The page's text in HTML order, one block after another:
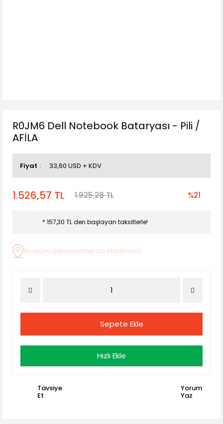
R0JM6 Dell Notebook Bataryası - Pili /
AFİLA
Fiyat 33,60 USD + KDV
1.526,57 TL 1.925,28 TL %21
* 157,30 TL den başlayan taksitlerle!
Bu ürünü depomuzdan da alabilirsiniz.
Sepete Ekle
Hızlı Ekle
Tavsiye
Et
Yorum
Yaz